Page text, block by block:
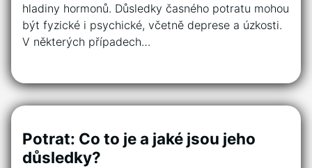
hladiny hormonů. Důsledky časného potratu mohou
být fyzické i psychické, včetně deprese a úzkosti.
V některých případech…
Potrat: Co to je a jaké jsou jeho
důsledky?